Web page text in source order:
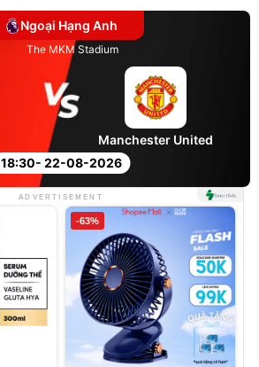
Ngoại Hạng Anh
The MKM Stadium
18:30- 22-08-2026
Manchester United
ADVERTISEMENT
-63%